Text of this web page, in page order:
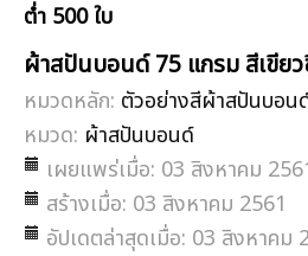
ต่ำ 500 ใบ
ผ้าสปันบอนด์ 75 แกรม สีเขีย
หมวดหลัก: ตัวอย่างสีผ้าสปันบอน
หมวด: ผ้าสปันบอนด์
เผยแพร่เมื่อ: 03 สิงหาคม
สร้างเมื่อ: 03 สิงหาคม 2561
อัปเดตล่าสุดเมื่อ: 03 สิงหาคม